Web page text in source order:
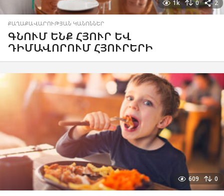
1k 0 2
ՔԱՂԱՔԱՎԱՐՈՒԹՅԱՆ ԿԱՆՈՆՆԵՐ
ԳՆՈՒՄ ԵՆՔ ՀՅՈՒՐ ԵՎ
ԴԻՄԱՎՈՐՈՒՄ ՀՅՈՒՐԵՐԻ
609 0